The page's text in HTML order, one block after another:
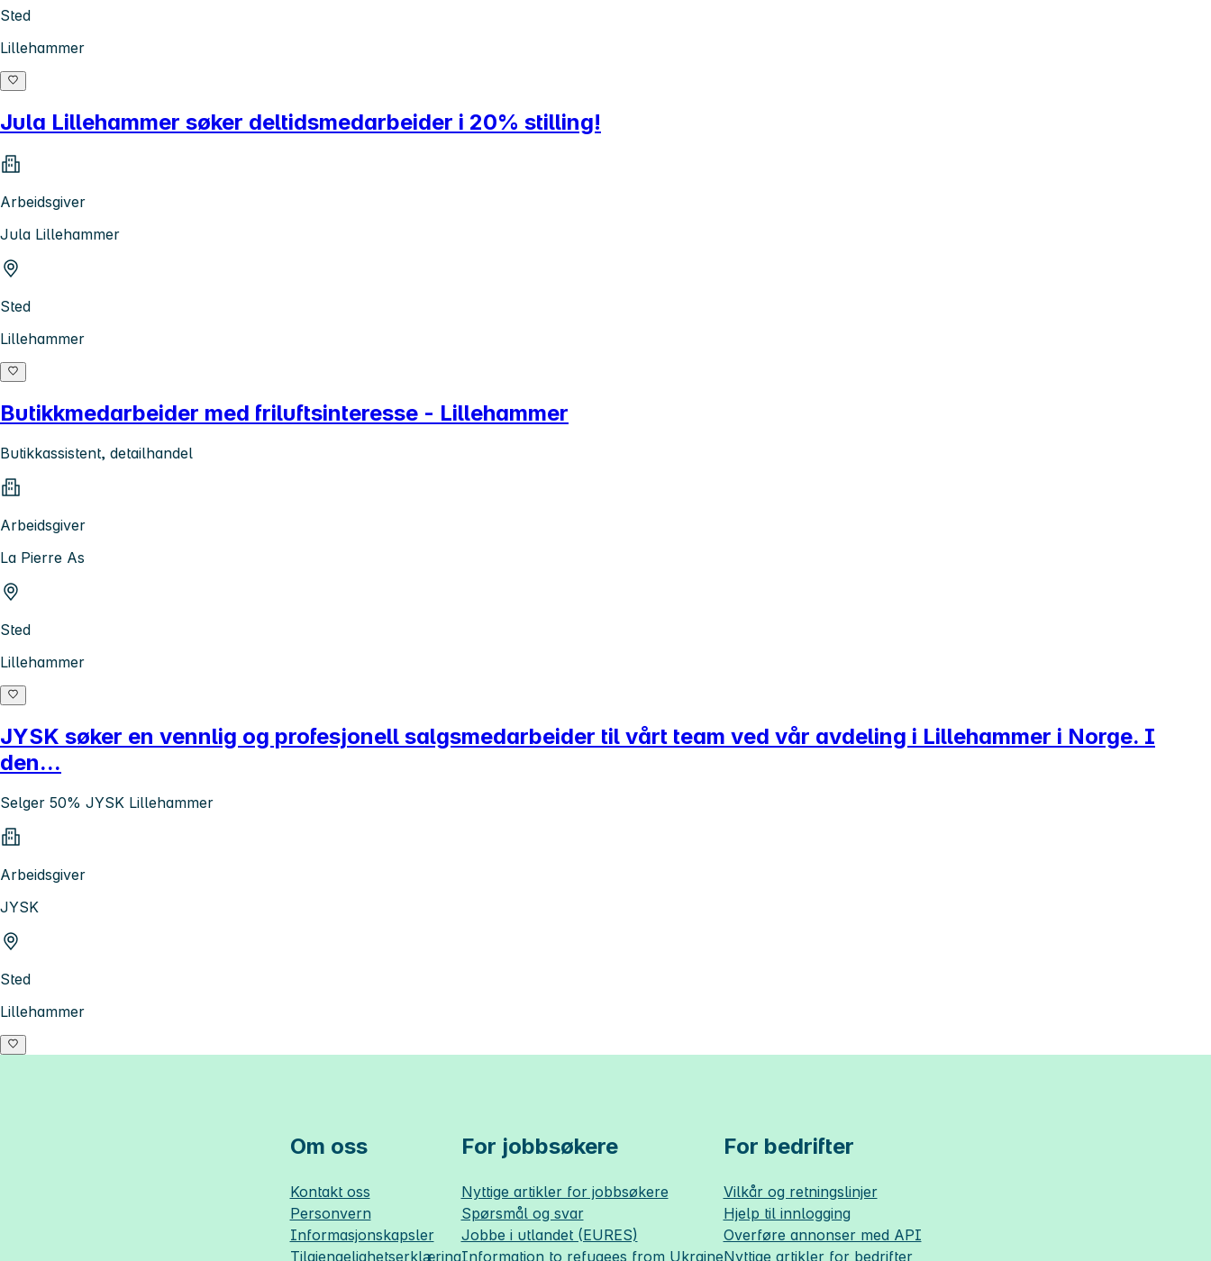
Sted
Lillehammer
Jula Lillehammer søker deltidsmedarbeider i 20% stilling!
Arbeidsgiver
Jula Lillehammer
Sted
Lillehammer
Butikkmedarbeider med friluftsinteresse - Lillehammer
Butikkassistent, detailhandel
Arbeidsgiver
La Pierre As
Sted
Lillehammer
JYSK søker en vennlig og profesjonell salgsmedarbeider til vårt team ved vår avdeling i Lillehammer i Norge. I
den...
Selger 50% JYSK Lillehammer
Arbeidsgiver
JYSK
Sted
Lillehammer
Om oss
Kontakt oss
Personvern
Informasjonskapsler
Tilgjengelighetserklæring
For jobbsøkere
Nyttige artikler for jobbsøkere
Spørsmål og svar
Jobbe i utlandet (EURES)
Information to refugees from Ukraine
For bedrifter
Vilkår og retningslinjer
Hjelp til innlogging
Overføre annonser med API
Nyttige artikler for bedrifter